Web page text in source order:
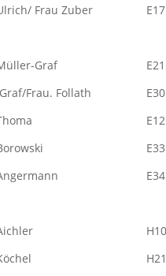
Frau Zuber E17
Graf E21
Frau. Follath E30
E12
E33
E34
H10
H21